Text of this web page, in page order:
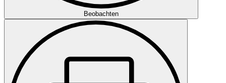
Beobachten